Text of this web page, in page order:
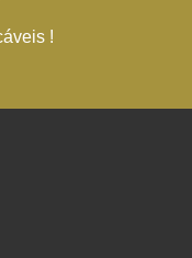
!